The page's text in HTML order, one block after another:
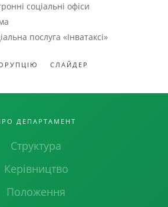
соціальні офіси
послуга «Інватаксі»
СЛАЙДЕР
ДЕПАРТАМЕНТ
Структура
Керівництво
Положення